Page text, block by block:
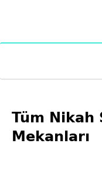
Tüm Nikah
Mekanları